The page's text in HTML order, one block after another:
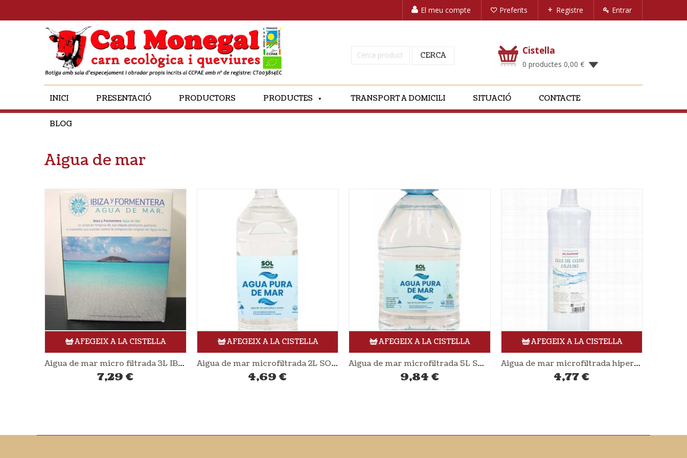
El meu compte Preferits Registre Entrar
Cerca: CERCA Cistella
0 productes 0,00 €
INICI PRESENTACIÓ PRODUCTORS PRODUCTES TRANSPORT A DOMICILI SITUACIÓ CONTACTE
BLOG
Aigua de mar
AFEGEIX A LA CISTELLA
Aigua de mar micro filtrada 3L IBIZA I FORMENTERA
7,29 €
AFEGEIX A LA CISTELLA
Aigua de mar microfiltrada 2L SOL NATURAL
4,69 €
AFEGEIX A LA CISTELLA
Aigua de mar microfiltrada 5L SOL NATURAL
9,84 €
AFEGEIX A LA CISTELLA
Aigua de mar microfiltrada hipertònica 1L ALGAMAR
4,77€